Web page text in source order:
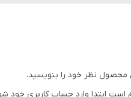
محصول نظر خود را بنویسید.
است ابتدا وارد حساب کاربری خود